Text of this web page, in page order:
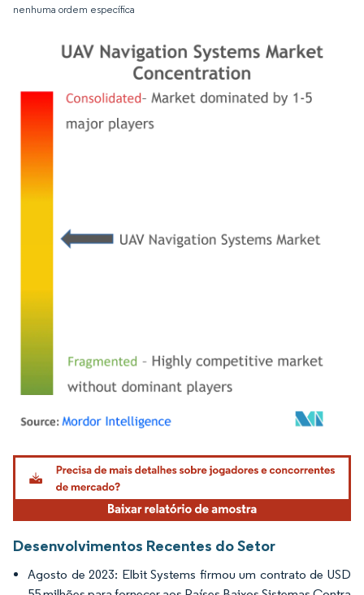
nenhuma ordem específica
Imagem © Mordor Intelligence. O reuso requer atribuição conforme CC BY 4.0.
Desenvolvimentos Recentes do Setor
Agosto de 2023: Elbit Systems firmou um contrato de USD